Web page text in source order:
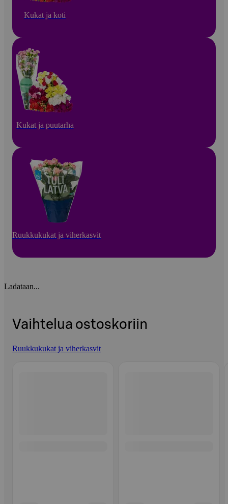
Kukat ja koti
Kukat ja puutarha
Ruukkukukat ja viherkasvit
Ladataan...
Vaihtelua ostoskoriin
Ruukkukukat ja viherkasvit